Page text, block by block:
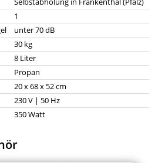
1
unter 70 dB
30 kg
8 Liter
Propan
20 x 68 x 52 cm
230 V | 50 Hz
350 Watt